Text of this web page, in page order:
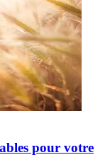
pour votre